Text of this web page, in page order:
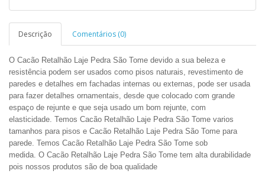
Descrição Comentários (0)
O Cacão Retalhão Laje Pedra São Tome devido a sua beleza e
resistência podem ser usados como pisos naturais, revestimento de
paredes e detalhes em fachadas internas ou externas, pode ser usada
para fazer detalhes ornamentais, desde que colocado com grande
espaço de rejunte e que seja usado um bom rejunte, com
elasticidade. Temos Cacão Retalhão Laje Pedra São Tome varios
tamanhos para pisos e Cacão Retalhão Laje Pedra São Tome para
parede. Temos Cacão Retalhão Laje Pedra São Tome sob
medida. O Cacão Retalhão Laje Pedra São Tome tem alta durabilidade
pois nossos produtos são de boa qualidade